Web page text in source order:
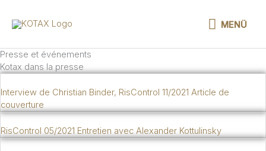
contenu
MENÜ
MENÜ
Presse et événements
Kotax dans la presse
Interview de Christian Binder, RisControl 11/2021 Article de
couverture
RisControl 05/2021 Entretien avec Alexander Kottulinsky